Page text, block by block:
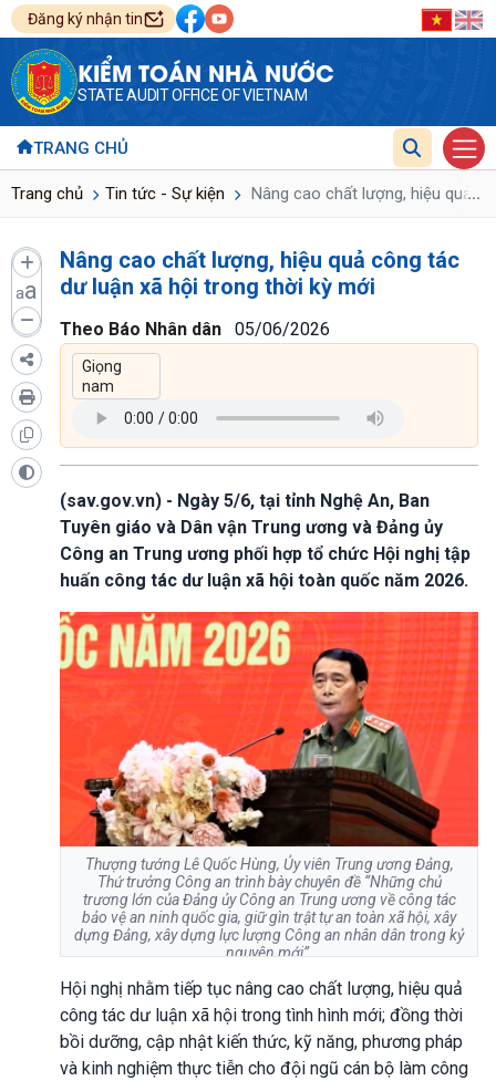
Đăng ký nhận tin
KIỂM TOÁN NHÀ NƯỚC
STATE AUDIT OFFICE OF VIETNAM
TRANG CHỦ
Trang chủ Tin tức - Sự kiện Nâng cao chất lượng, hiệu quả...
aa
Nâng cao chất lượng, hiệu quả công tác
dư luận xã hội trong thời kỳ mới
Theo Báo Nhân dân 05/06/2026
(sav.gov.vn) - Ngày 5/6, tại tỉnh Nghệ An, Ban
Tuyên giáo và Dân vận Trung ương và Đảng ủy
Công an Trung ương phối hợp tổ chức Hội nghị tập
huấn công tác dư luận xã hội toàn quốc năm 2026.
Thượng tướng Lê Quốc Hùng, Ủy viên Trung ương Đảng,
Thứ trưởng Công an trình bày chuyên đề “Những chủ
trương lớn của Đảng ủy Công an Trung ương về công tác
bảo vệ an ninh quốc gia, giữ gìn trật tự an toàn xã hội, xây
dựng Đảng, xây dựng lực lượng Công an nhân dân trong kỷ
nguyên mới”
Hội nghị nhằm tiếp tục nâng cao chất lượng, hiệu quả
công tác dư luận xã hội trong tình hình mới; đồng thời
bồi dưỡng, cập nhật kiến thức, kỹ năng, phương pháp
và kinh nghiệm thực tiễn cho đội ngũ cán bộ làm công